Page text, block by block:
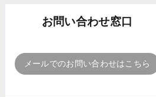
お問い合わせ窓口
メールでのお問い合わせはこちら